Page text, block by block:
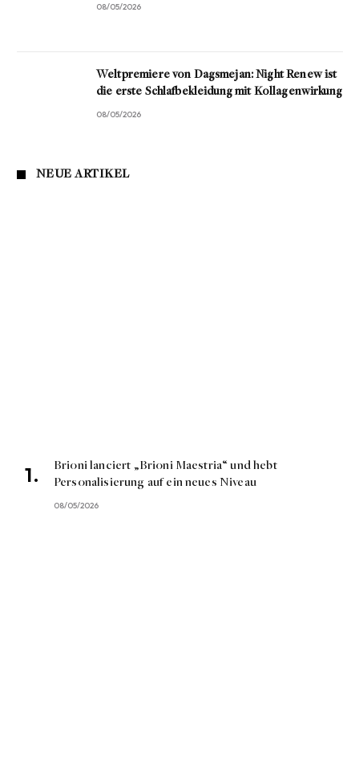
08/05/2026
Weltpremiere von Dagsmejan: Night Renew ist
die erste Schlafbekleidung mit Kollagenwirkung
08/05/2026
NEUE ARTIKEL
Brioni lanciert „Brioni Maestria“ und hebt
Personalisierung auf ein neues Niveau
08/05/2026